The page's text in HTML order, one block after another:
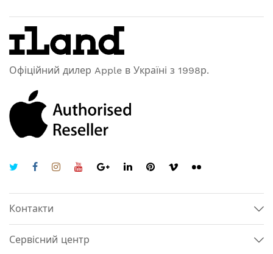
Офіційний дилер Apple в Україні з 1998р.
Контакти
Сервісний центр